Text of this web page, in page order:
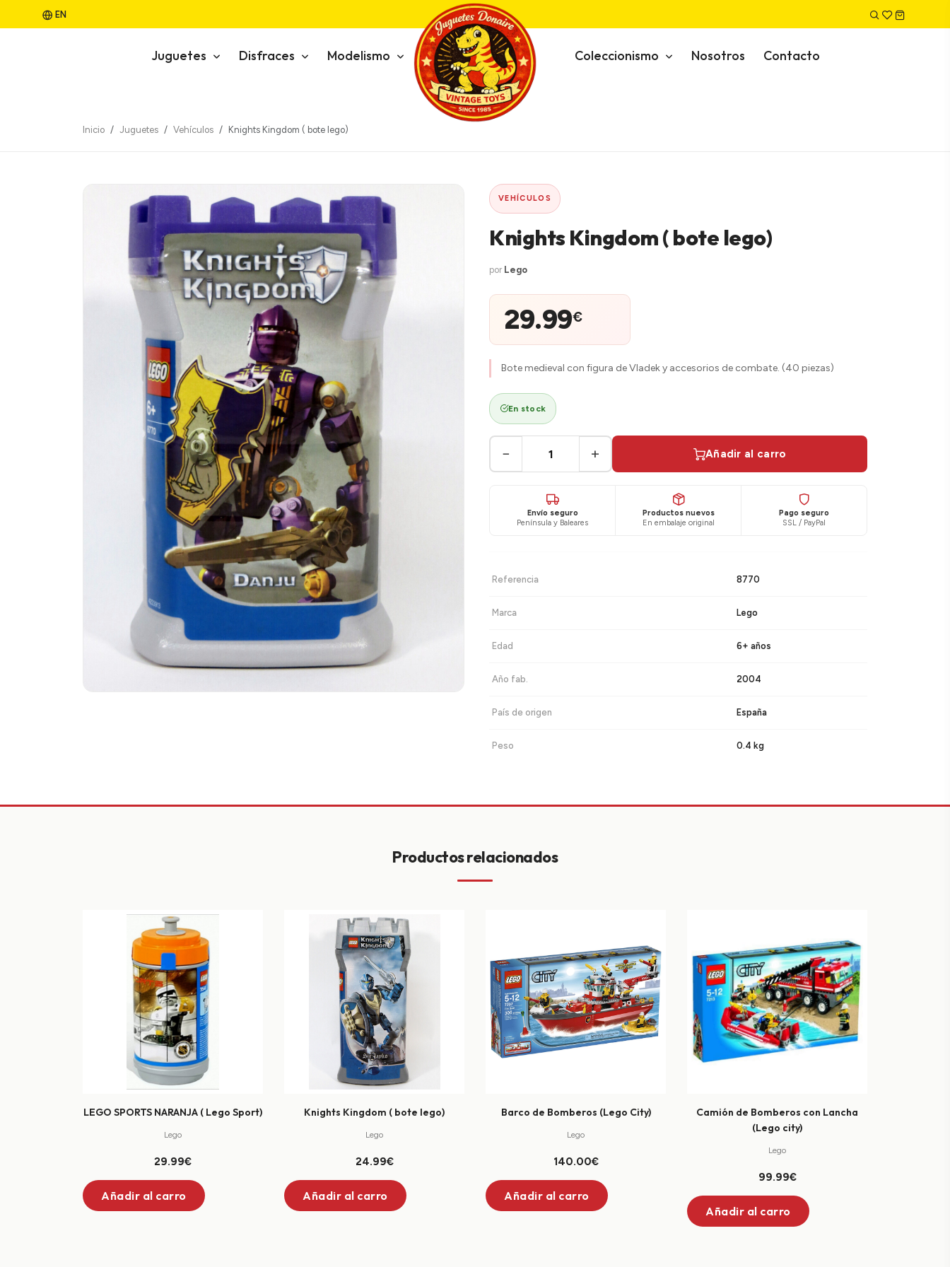
EN
Juguetes Disfraces Modelismo Coleccionismo Nosotros Contacto
Inicio Juguetes Vehículos Knights Kingdom ( bote lego)
VEHÍCULOS
Knights Kingdom ( bote lego)
por Lego
29.99€
Bote medieval con figura de Vladek y accesorios de combate. (40 piezas)
En stock
− + Añadir al carro
Envío seguro
Península y Baleares
Productos nuevos
En embalaje original
Pago seguro
SSL / PayPal
Referencia 8770
Marca Lego
Edad 6+ años
Año fab. 2004
País de origen España
Peso 0.4 kg
Productos relacionados
LEGO SPORTS NARANJA ( Lego Sport)
Lego
29.99€
Añadir al carro
Knights Kingdom ( bote lego)
Lego
24.99€
Añadir al carro
Barco de Bomberos (Lego City)
Lego
140.00€
Añadir al carro
Camión de Bomberos con Lancha
(Lego city)
Lego
99.99€
Añadir al carro